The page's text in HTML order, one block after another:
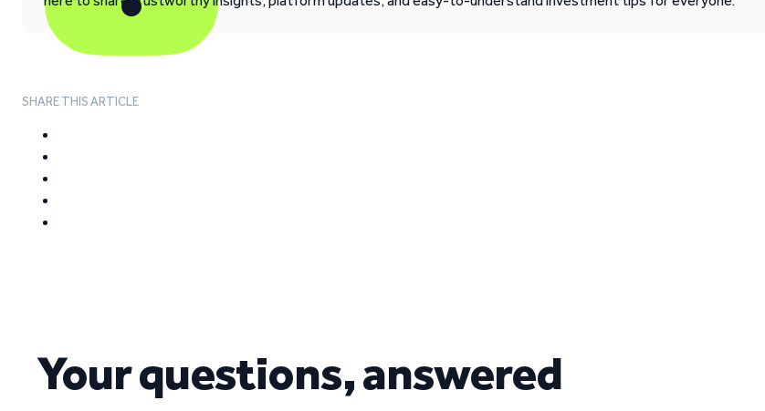
SHARE THIS ARTICLE
Your questions, answered